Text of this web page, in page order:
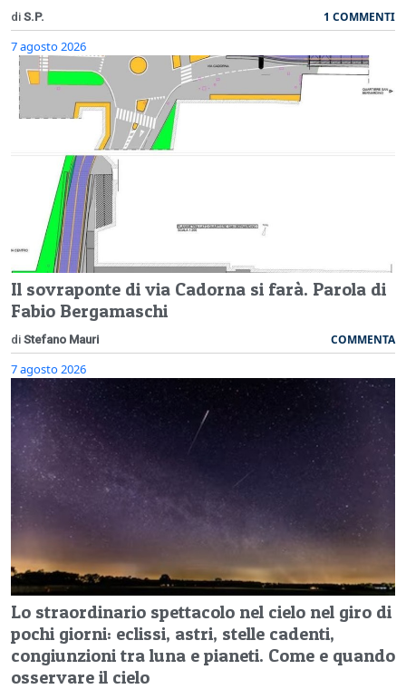
di S.P. 1 COMMENTI
7 agosto 2026
Il sovraponte di via Cadorna si farà. Parola di
Fabio Bergamaschi
di Stefano Mauri COMMENTA
7 agosto 2026
Lo straordinario spettacolo nel cielo nel giro di
pochi giorni: eclissi, astri, stelle cadenti,
congiunzioni tra luna e pianeti. Come e quando
osservare il cielo